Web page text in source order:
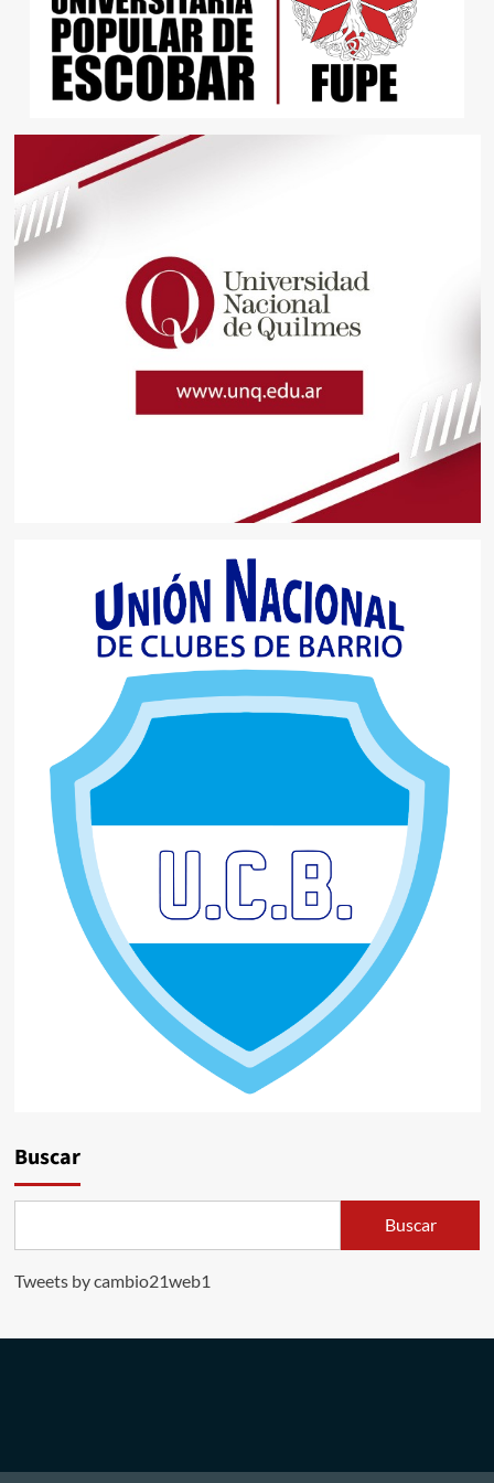
Buscar
Buscar
Tweets by cambio21web1